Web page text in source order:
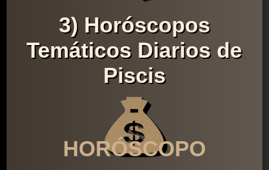
3) Horóscopos
Temáticos Diarios de
Piscis
HORÓSCOPO